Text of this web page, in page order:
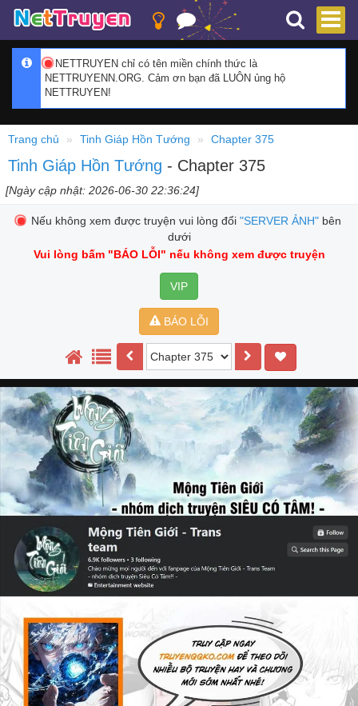
NETTRUYEN chỉ có tên miền chính thức là
NETTRUYENN.ORG. Cảm ơn bạn đã LUÔN ủng hộ
NETTRUYEN!
Trang chủ Tinh Giáp Hồn Tướng Chapter 375
Tinh Giáp Hồn Tướng - Chapter 375
[Ngày cập nhật: 2026-06-30 22:36:24]
Nếu không xem được truyện vui lòng đổi "SERVER ẢNH"bên
dưới
Vui lòng bấm "BÁO LỖI" nếu không xem được truyện
VIP
BÁO LỖI